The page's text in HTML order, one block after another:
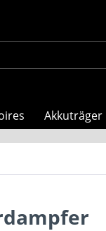
Akkuträger